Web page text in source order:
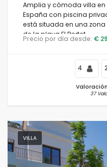
Amplia y cómoda villa en
España con piscina
está situada en una zona
de la playa El Portet.
Precio por día desde: €
4
37
VILLA